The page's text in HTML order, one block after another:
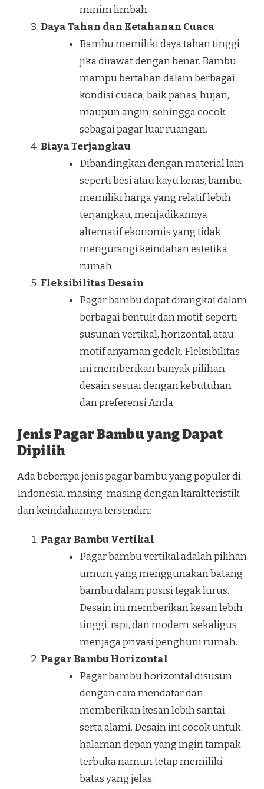
minim limbah.
Daya Tahan dan Ketahanan Cuaca
Bambu memiliki daya tahan tinggi
jika dirawat dengan benar. Bambu
mampu bertahan dalam berbagai
kondisi cuaca, baik panas, hujan,
maupun angin, sehingga cocok
sebagai pagar luar ruangan.
Biaya Terjangkau
Dibandingkan dengan material lain
seperti besi atau kayu keras, bambu
memiliki harga yang relatif lebih
terjangkau, menjadikannya
alternatif ekonomis yang tidak
mengurangi keindahan estetika
rumah.
Fleksibilitas Desain
Pagar bambu dapat dirangkai dalam
berbagai bentuk dan motif, seperti
susunan vertikal, horizontal, atau
motif anyaman gedek. Fleksibilitas
ini memberikan banyak pilihan
desain sesuai dengan kebutuhan
dan preferensi Anda.
Jenis Pagar Bambu yang Dapat
Dipilih
Ada beberapa jenis pagar bambu yang populer di
Indonesia, masing-masing dengan karakteristik
dan keindahannya tersendiri:
Pagar Bambu Vertikal
Pagar bambu vertikal adalah pilihan
umum yang menggunakan batang
bambu dalam posisi tegak lurus.
Desain ini memberikan kesan lebih
tinggi, rapi, dan modern, sekaligus
menjaga privasi penghuni rumah.
Pagar Bambu Horizontal
Pagar bambu horizontal disusun
dengan cara mendatar dan
memberikan kesan lebih santai
serta alami. Desain ini cocok untuk
halaman depan yang ingin tampak
terbuka namun tetap memiliki
batas yang jelas.